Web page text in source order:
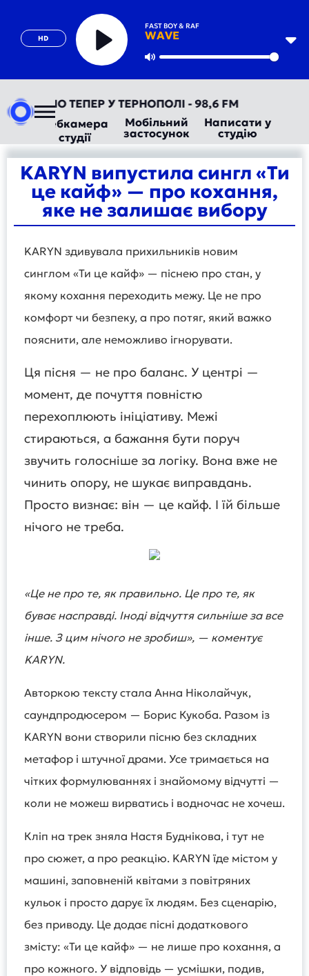
HD
FAST BOY & RAF
WAVE
Play
ТЕПЕР У ТЕРНОПОЛІ - 98,6 FM
Вебкамера
студії
Мобільний
застосунок
Написати у
студію
KARYN випустила сингл «Ти
це кайф» — про кохання,
яке не залишає вибору
KARYN здивувала прихильників новим
синглом «Ти це кайф» — піснею про стан, у
якому кохання переходить межу. Це не про
комфорт чи безпеку, а про потяг, який важко
пояснити, але неможливо ігнорувати.
Ця пісня — не про баланс. У центрі —
момент, де почуття повністю
перехоплюють ініціативу. Межі
стираються, а бажання бути поруч
звучить голосніше за логіку. Вона вже не
чинить опору, не шукає виправдань.
Просто визнає: він — це кайф. І їй більше
нічого не треба.
«Це не про те, як правильно. Це про те, як
буває насправді. Іноді відчуття сильніше за все
інше. З цим нічого не зробиш», — коментує
KARYN.
Авторкою тексту стала Анна Ніколайчук,
саундпродюсером — Борис Кукоба. Разом із
KARYN вони створили пісню без складних
метафор і штучної драми. Усе тримається на
чітких формулюваннях і знайомому відчутті —
коли не можеш вирватись і водночас не хочеш.
Кліп на трек зняла Настя Буднікова, і тут не
про сюжет, а про реакцію. KARYN їде містом у
машині, заповненій квітами з повітряних
кульок і просто дарує їх людям. Без сценарію,
без приводу. Це додає пісні додаткового
змісту: «Ти це кайф» — не лише про кохання, а
про кожного. У відповідь — усмішки, подив,